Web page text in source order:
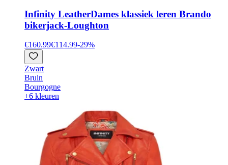
Infinity LeatherDames klassiek leren Brando
bikerjack-Loughton
€160.99€114.99-29%
Zwart
Bruin
Bourgogne
+6 kleuren